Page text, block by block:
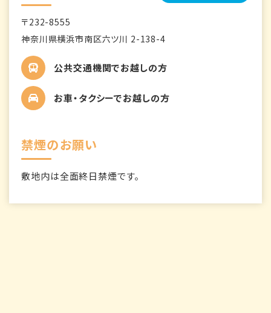
〒232-8555
神奈川県横浜市南区六ツ川 2-138-4
公共交通機関でお越しの方
お車・タクシーでお越しの方
禁煙のお願い
敷地内は全面終日禁煙です。